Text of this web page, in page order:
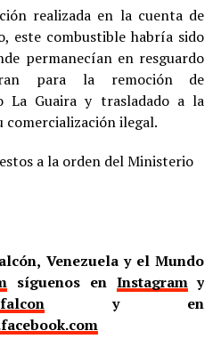
realizada en la cuenta de
este combustible habría sido
permanecían en resguardo
para la remoción de
La Guaira y trasladado a la
comercialización ilegal.
a la orden del Ministerio
Venezuela y el Mundo
síguenos en Instagramy
y en